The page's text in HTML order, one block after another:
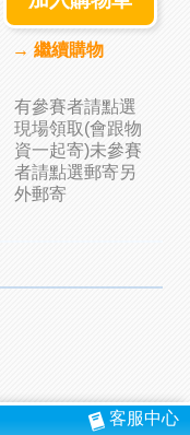
→ 繼續購物
有參賽者請點選
現場領取(會跟物
資一起寄)未參賽
者請點選郵寄另
外郵寄
客服中心